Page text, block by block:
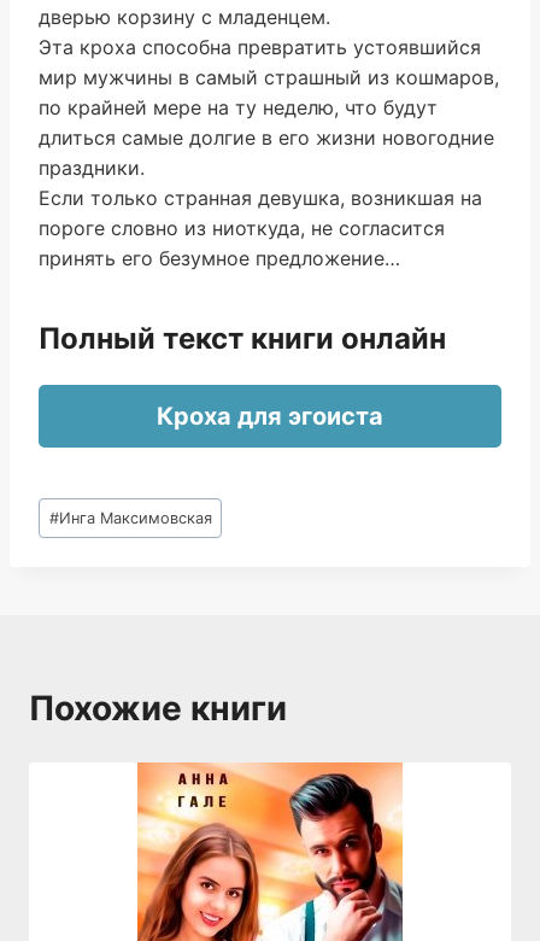
дверью корзину с младенцем.
Эта кроха способна превратить устоявшийся
мир мужчины в самый страшный из кошмаров,
по крайней мере на ту неделю, что будут
длиться самые долгие в его жизни новогодние
праздники.
Если только странная девушка, возникшая на
пороге словно из ниоткуда, не согласится
принять его безумное предложение…
Полный текст книги онлайн
Кроха для эгоиста
Метки
записи:
#Инга Максимовская
Похожие книги